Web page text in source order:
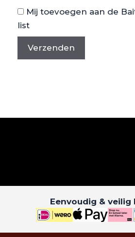
Mij toevoegen aan de
list
Eenvoudig & veilig